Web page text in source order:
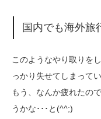
国内でも海外旅
このようなやり取りを
っかり失せてしまってい
もう、なんか疲れたの
うかな･･･と(^^;)